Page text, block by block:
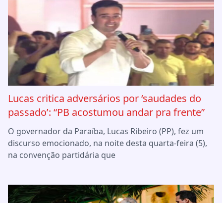
Lucas critica adversários por ‘saudades do
passado’: “PB acostumou andar pra frente”
O governador da Paraíba, Lucas Ribeiro (PP), fez um
discurso emocionado, na noite desta quarta-feira (5),
na convenção partidária que